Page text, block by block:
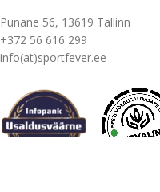
Punane 56, 13619 Tallinn
+372 56 616 299
info(at)sportfever.ee